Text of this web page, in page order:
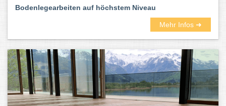
Bodenlegearbeiten auf höchstem Niveau
Mehr Infos ➜